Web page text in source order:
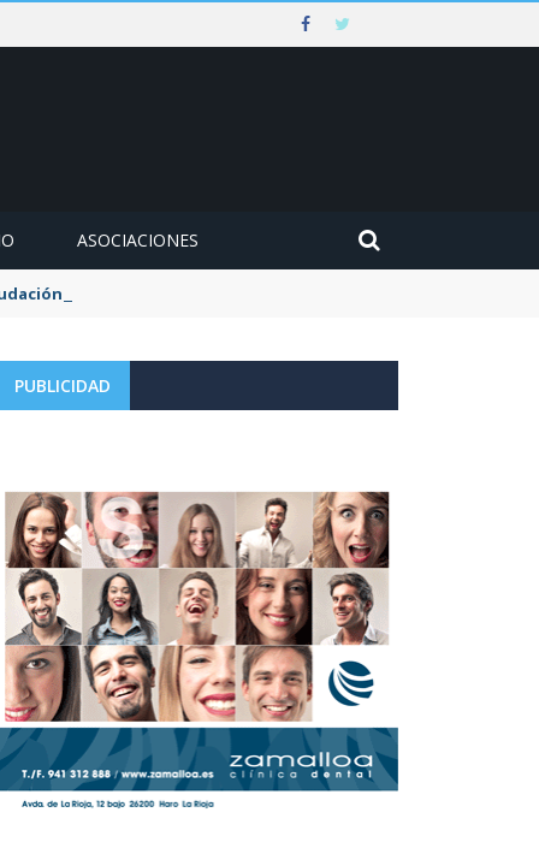
ASOCIACIONES
de la tasa de aguas y basuras
PUBLICIDAD